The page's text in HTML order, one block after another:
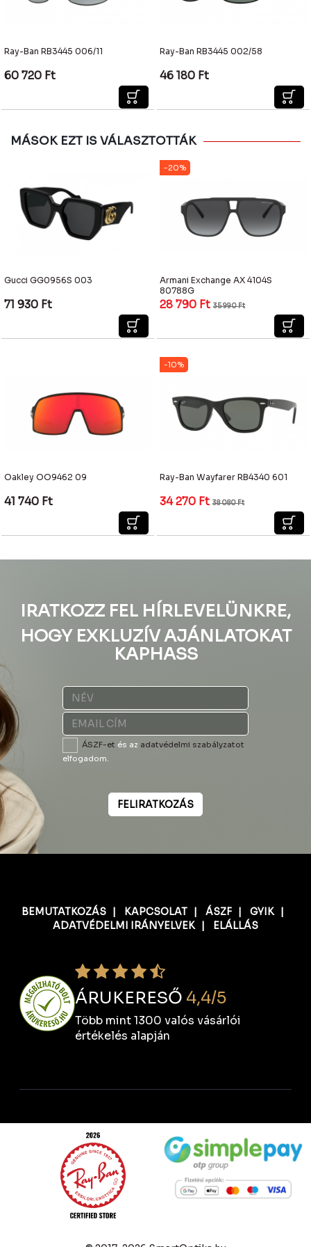
Ray-Ban RB3445 006/11
60 720 Ft
Ray-Ban RB3445 002/58
46 180 Ft
MÁSOK EZT IS VÁLASZTOTTÁK
Gucci GG0956S 003
71 930 Ft
-20%
Armani Exchange AX 4104S
80788G
28 790 Ft 35 990Ft
Oakley OO9462 09
41 740 Ft
-10%
Ray-Ban Wayfarer RB4340 601
34 270 Ft 38 080Ft
IRATKOZZ FEL HÍRLEVELÜNKRE,
HOGY EXKLUZÍV AJÁNLATOKAT
KAPHASS
ÁSZF-et és az adatvédelmi szabályzatot
elfogadom.
FELIRATKOZÁS
BEMUTATKOZÁS| KAPCSOLAT| ÁSZF| GYIK|
ADATVÉDELMI IRÁNYELVEK| ELÁLLÁS
ÁRUKERESŐ 4,4/5
Több mint 1300 valós vásárlói
értékelés alapján